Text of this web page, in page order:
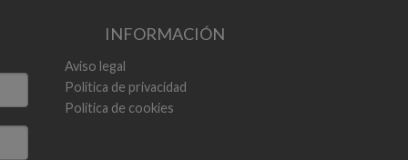
INFORMACIÓN
Aviso legal
Política de privacidad
Política de cookies